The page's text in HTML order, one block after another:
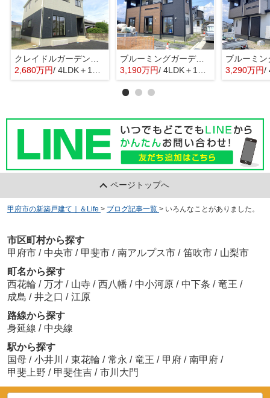
2,680万円/ 4LDK＋1S(納戸)
ブルーミングガーデン中央市西花輪2期 2号棟
3,190万円/ 4LDK＋1S(納戸) 3,290万円/
ページトップへ
甲府市の新築戸建て｜＆Life > ブログ記事一覧 > いろんなことがありました。
市区町村から探す
甲府市 / 中央市 / 甲斐市 / 南アルプス市 / 笛吹市 / 山梨市
町名から探す
西花輪 / 万才 / 山寺 / 西八幡 / 中小河原 / 中下条 / 竜王 /
成島 / 井之口 / 江原
路線から探す
身延線 / 中央線
駅から探す
国母 / 小井川 / 東花輪 / 常永 / 竜王 / 甲府 / 南甲府 /
甲斐上野 / 甲斐住吉 / 市川大門